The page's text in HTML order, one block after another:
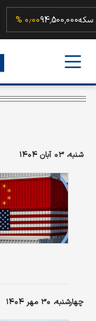
نیم سکه94,500,000 ۰٫۰۰ %
شنبه، ۰۳ آبان ۱۴۰۴
چهارشنبه، ۳۰ مهر ۱۴۰۴